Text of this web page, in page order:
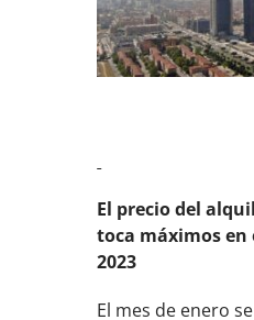
El precio del
toca máximos en
2023
El mes de enero